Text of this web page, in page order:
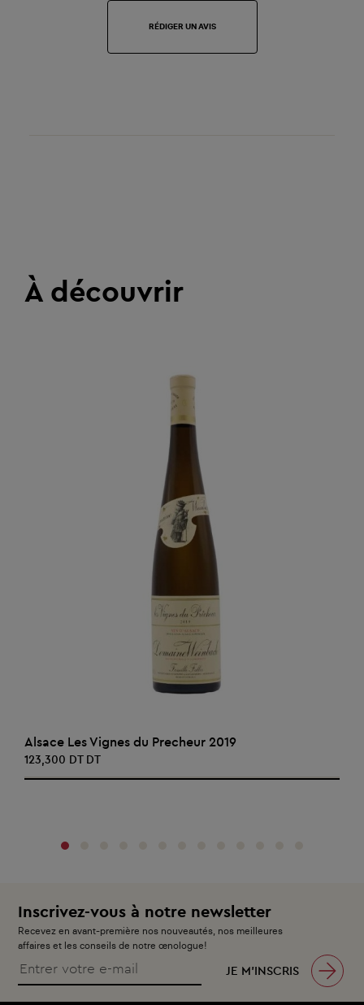
RÉDIGER UN AVIS
À découvrir
AJOUTER AU PANIER
Alsace Les Vignes du Precheur 2019
123,300 DT DT
Inscrivez-vous à notre newsletter
Recevez en avant-première nos nouveautés, nos meilleures
affaires et les conseils de notre œnologue!
JE M’INSCRIS